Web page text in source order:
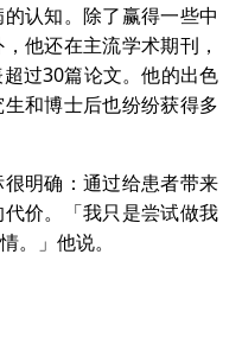
认知。除了赢得一些中
他还在主流学术期刊，
过30篇论文。他的出色
和博士后也纷纷获得多
明确：通过给患者带来
价。「我只是尝试做我
。」他说。